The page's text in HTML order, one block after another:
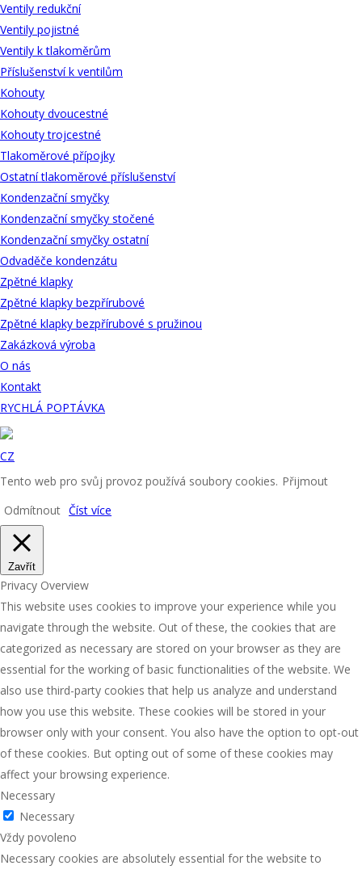
Ventily redukční
Ventily pojistné
Ventily k tlakoměrům
Příslušenství k ventilům
Kohouty
Kohouty dvoucestné
Kohouty trojcestné
Tlakoměrové přípojky
Ostatní tlakoměrové příslušenství
Kondenzační smyčky
Kondenzační smyčky stočené
Kondenzační smyčky ostatní
Odvaděče kondenzátu
Zpětné klapky
Zpětné klapky bezpřírubové
Zpětné klapky bezpřírubové s pružinou
Zakázková výroba
O nás
Kontakt
RYCHLÁ POPTÁVKA
CZ
Tento web pro svůj provoz používá soubory cookies. Přijmout
Odmítnout Číst více
Zavřít
Privacy Overview
This website uses cookies to improve your experience while you
navigate through the website. Out of these, the cookies that are
categorized as necessary are stored on your browser as they are
essential for the working of basic functionalities of the website. We
also use third-party cookies that help us analyze and understand
how you use this website. These cookies will be stored in your
browser only with your consent. You also have the option to opt-out
of these cookies. But opting out of some of these cookies may
affect your browsing experience.
Necessary
Necessary
Vždy povoleno
Necessary cookies are absolutely essential for the website to